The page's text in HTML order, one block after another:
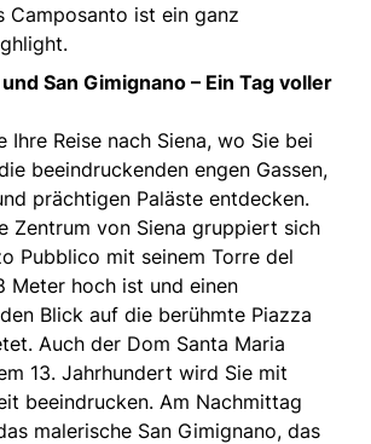
Camposanto ist ein ganz
San Gimignano – Ein Tag voller
Ihre Reise nach Siena, wo Sie bei
beeindruckenden engen Gassen,
prächtigen Paläste entdecken.
Zentrum von Siena gruppiert sich
Pubblico mit seinem Torre del
Meter hoch ist und einen
Blick auf die berühmte Piazza
Auch der Dom Santa Maria
13. Jahrhundert wird Sie mit
beeindrucken. Am Nachmittag
malerische San Gimignano, das